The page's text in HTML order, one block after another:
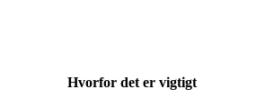
Hvorfor det er vigtigt